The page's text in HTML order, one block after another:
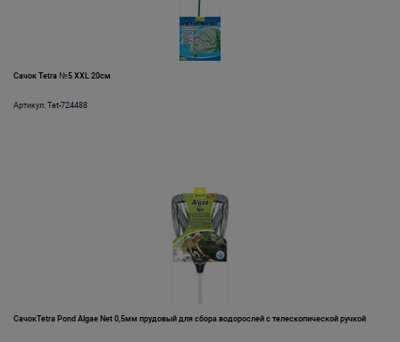
Сачок Tetra №5 XXL 20см
Артикул: Tet-724488
СачокTetra Pond Algae Net 0,5мм прудовый для сбора водорослей с телескопической ручкой